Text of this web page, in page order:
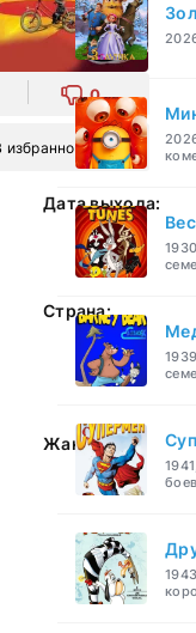
0
избранное
Дата выхода:
Страна:
Жанр: